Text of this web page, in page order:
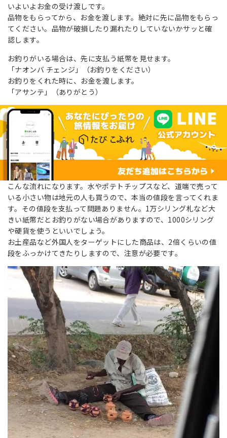
いよいよお金の受け渡しです。
品物をもらってから、お金を渡します。絶対に先に品物をもらっ
てください。品物が破損したり漏れたりしていないかサッと確
認します。
お釣りがいる場合は、先に支払う紙幣を見せます。
「ナオンバ チェンジ」（お釣りをください）
お釣りをくれた時に、お金を渡します。
「アサンテ」（ありがとう）
こんな流れになります。水やポテトチップスなど、道端で売って
いる小さい物は地元の人も買うので、本当の値段を言ってくれま
す。その値段を支払って問題ありません。1万シリング札など大
きい紙幣だとお釣りがない場合がありますので、1000シリング
や硬貨を使うといいでしょう。
お土産品など外国人をターゲットにした商品は、2倍くらいの値
段をふっかけてきたりしますので、注意が必要です。